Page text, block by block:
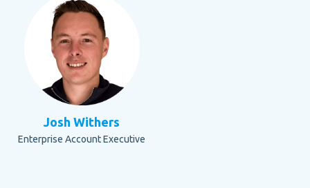
Josh Withers
Enterprise Account Executive